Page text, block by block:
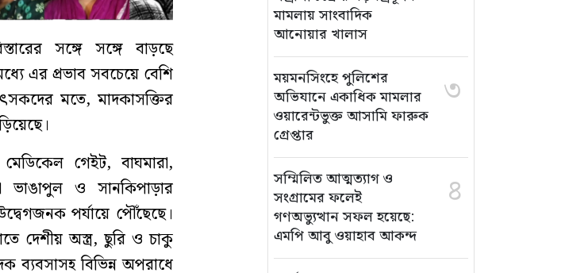
সঙ্গে সঙ্গে বাড়ছে
এর প্রভাব সবচেয়ে বেশি
মতে, মাদকাসক্তির
গেইট, বাঘমারা,
ভাঙাপুল ও সানকিপাড়ার
পর্যায়ে পৌঁছেছে।
দেশীয় অস্ত্র, ছুরি ও চাকু
ব্যবসাসহ বিভিন্ন অপরাধে
মামলায় সাংবাদিক
আনোয়ার খালাস
ময়মনসিংহে পুলিশের
অভিযানে একাধিক মামলার
ওয়ারেন্টভুক্ত আসামি ফারুক
গ্রেপ্তার
৩
সম্মিলিত আত্মত্যাগ ও
সংগ্রামের ফলেই
গণঅভ্যুত্থান সফল হয়েছে:
এমপি আবু ওয়াহাব আকন্দ
৪